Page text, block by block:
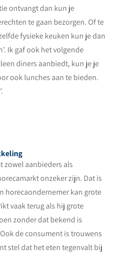
ontvangt dan kun je
te gaan bezorgen. Of te
fysieke keuken kun je dan
Ik gaf ook het volgende
diners aanbiedt, kun je je
ook lunches aan te bieden.
zowel aanbieders als
onzeker zijn. Dat is
horecaondernemer kan grote
vaak terug als hij grote
zonder dat bekend is
de consument is trouwens
stel dat het eten tegenvalt bij